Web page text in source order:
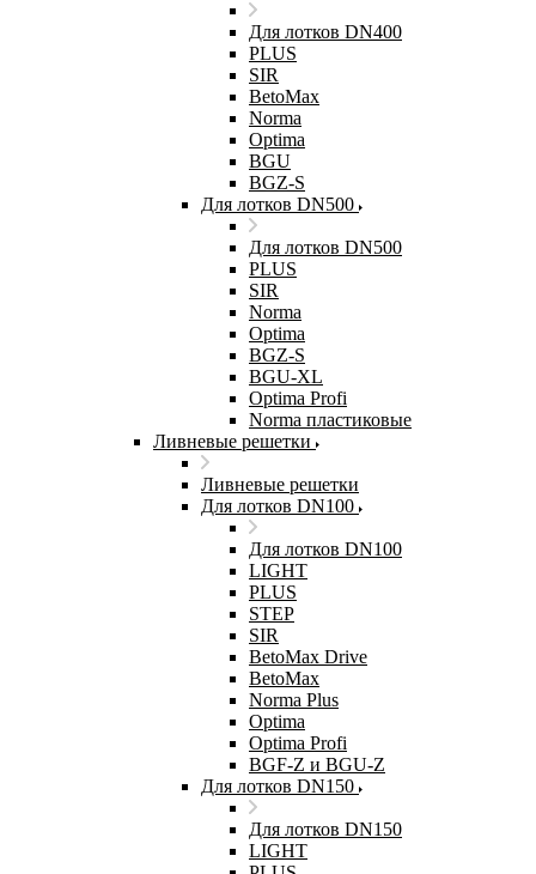
Для лотков DN400
PLUS
SIR
BetoMax
Norma
Optima
BGU
BGZ-S
Для лотков DN500
Для лотков DN500
PLUS
SIR
Norma
Optima
BGZ-S
BGU-XL
Optima Profi
Norma пластиковые
Ливневые решетки
Ливневые решетки
Для лотков DN100
Для лотков DN100
LIGHT
PLUS
STEP
SIR
BetoMax Drive
BetoMax
Norma Plus
Optima
Optima Profi
BGF-Z и BGU-Z
Для лотков DN150
Для лотков DN150
LIGHT